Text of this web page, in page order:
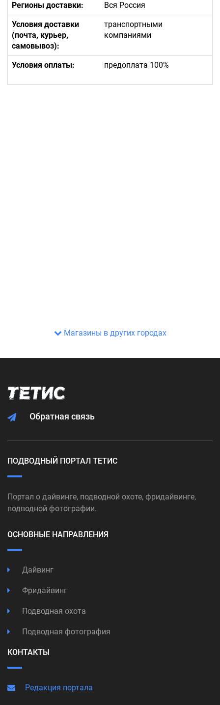
Регионы доставки: Вся Россия
Условия доставки
(почта, курьер,
самовывоз):
транспортными
компаниями
Условия оплаты: предоплата 100%
Магазины в других городах
Обратная связь
ПОДВОДНЫЙ ПОРТАЛ ТЕТИС
Портал о дайвинге, подводной охоте, фридайвинге,
подводной фотографии.
ОСНОВНЫЕ НАПРАВЛЕНИЯ
Дайвинг
Фридайвинг
Подводная охота
Подводная фотография
КОНТАКТЫ
Редакция портала